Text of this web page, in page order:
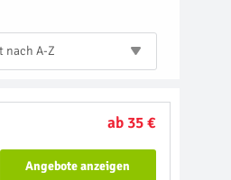
nach A-Z
ab 35 €
Angebote anzeigen